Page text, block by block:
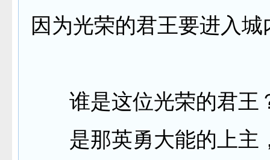
因为光荣的君王要进入城
谁是这位光荣的君王
是那英勇大能的上主